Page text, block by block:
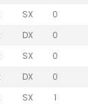
SX 0
DX 0
SX 0
DX 0
SX 1